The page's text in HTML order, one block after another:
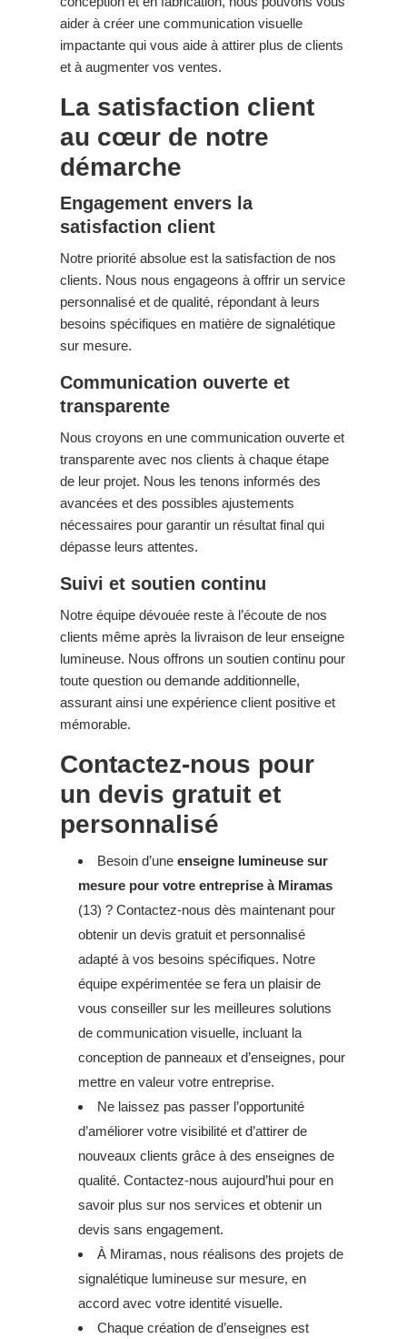
aider à créer une communication visuelle
impactante qui vous aide à attirer plus de clients
et à augmenter vos ventes.
La satisfaction client
au cœur de notre
démarche
Engagement envers la
satisfaction client
Notre priorité absolue est la satisfaction de nos
clients. Nous nous engageons à offrir un service
personnalisé et de qualité, répondant à leurs
besoins spécifiques en matière de signalétique
sur mesure.
Communication ouverte et
transparente
Nous croyons en une communication ouverte et
transparente avec nos clients à chaque étape
de leur projet. Nous les tenons informés des
avancées et des possibles ajustements
nécessaires pour garantir un résultat final qui
dépasse leurs attentes.
Suivi et soutien continu
Notre équipe dévouée reste à l’écoute de nos
clients même après la livraison de leur enseigne
lumineuse. Nous offrons un soutien continu pour
toute question ou demande additionnelle,
assurant ainsi une expérience client positive et
mémorable.
Contactez-nous pour
un devis gratuit et
personnalisé
Besoin d’uneenseigne lumineuse sur
mesure pour votre entreprise à Miramas
(13) ? Contactez-nous dès maintenant pour
obtenir un devis gratuit et personnalisé
adapté à vos besoins spécifiques. Notre
équipe expérimentée se fera un plaisir de
vous conseiller sur les meilleures solutions
de communication visuelle, incluant la
conception de panneaux et d’enseignes, pour
mettre en valeur votre entreprise.
Ne laissez pas passer l’opportunité
d’améliorer votre visibilité et d’attirer de
nouveaux clients grâce à des enseignes de
qualité. Contactez-nous aujourd’hui pour en
savoir plus sur nos services et obtenir un
devis sans engagement.
À Miramas, nous réalisons des projets de
signalétique lumineuse sur mesure, en
accord avec votre identité visuelle.
Chaque création de d’enseignes est